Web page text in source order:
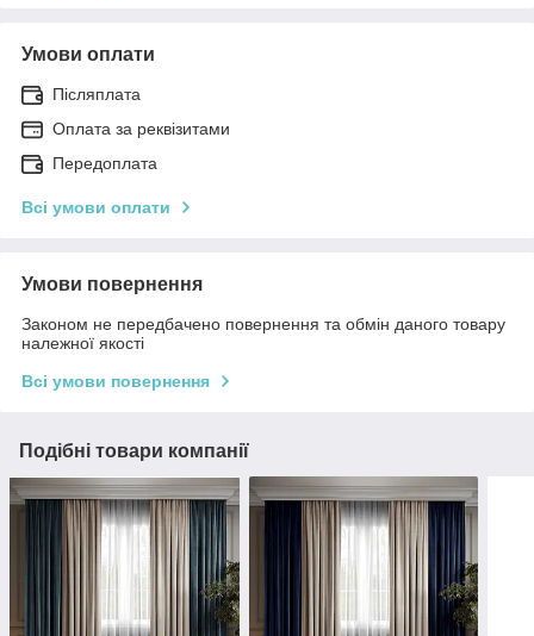
Умови оплати
Післяплата
Оплата за реквізитами
Передоплата
Всі умови оплати
Умови повернення
Законом не передбачено повернення та обмін даного товару
належної якості
Всі умови повернення
Подібні товари компанії